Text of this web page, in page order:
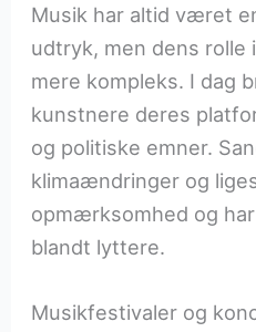
Musik har altid været
udtryk, men dens rolle
mere kompleks. I dag
kunstnere deres
og politiske emner.
klimaændringer og
opmærksomhed og
blandt lyttere.
Musikfestivaler og